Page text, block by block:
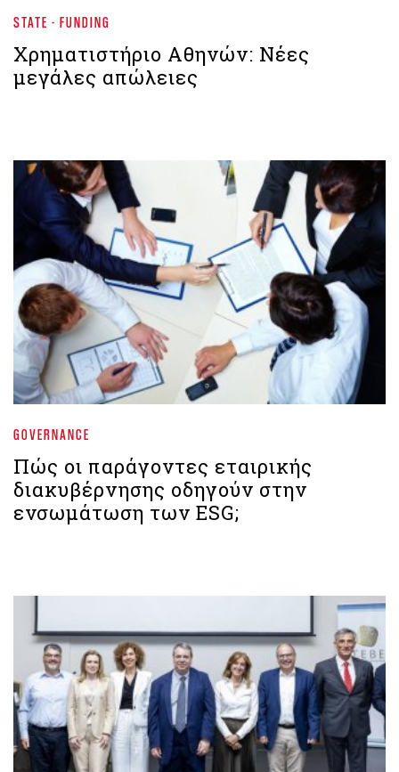
STATE - FUNDING
Χρηματιστήριο Aθηνών: Νέες
μεγάλες απώλειες
GOVERNANCE
Πώς οι παράγοντες εταιρικής
διακυβέρνησης οδηγούν στην
ενσωμάτωση των ESG;